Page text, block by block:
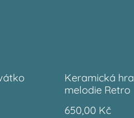
Keramická
melodie Retro
650,00 Kč